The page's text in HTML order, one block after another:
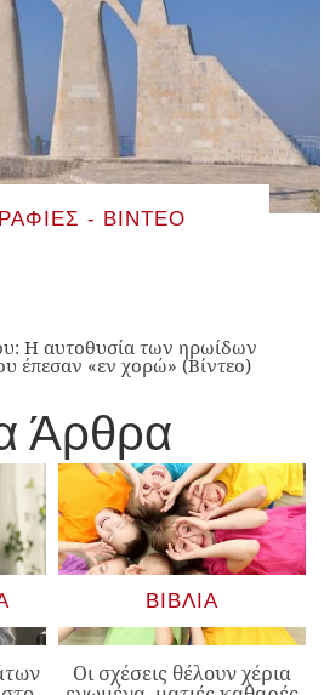
- ΒΊΝΤΕΟ
Η αυτοθυσία των ηρωίδων
έπεσαν «εν χορώ» (Βίντεο)
Άρθρα
ΒΙΒΛΊΑ
Οι σχέσεις θέλουν χέρια